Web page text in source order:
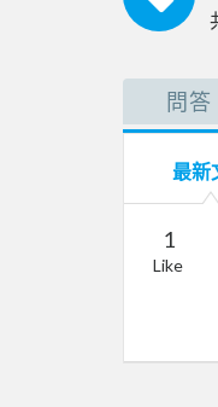
問答
最新
1
Like